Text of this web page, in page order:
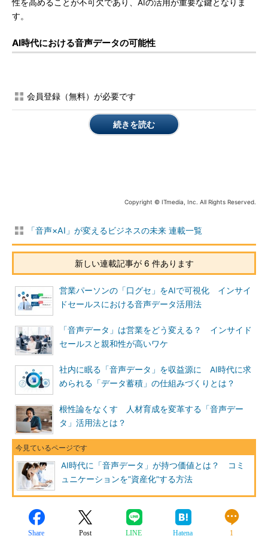
性を高めることが不可欠であり、AIの活用が重要な鍵となりま
す。
AI時代における音声データの可能性
会員登録（無料）が必要です
続きを読む
Copyright © ITmedia, Inc. All Rights Reserved.
「音声×AI」が変えるビジネスの未来 連載一覧
新しい連載記事が 6 件あります
営業パーソンの「口グセ」をAIで可視化 インサイ
ドセールスにおける音声データ活用法
「音声データ」は営業をどう変える？ インサイド
セールスと親和性が高いワケ
社内に眠る「音声データ」を収益源に AI時代に求
められる「データ蓄積」の仕組みづくりとは？
根性論をなくす 人材育成を変革する「音声デー
タ」活用法とは？
AI時代に「音声データ」が持つ価値とは？ コミ
ュニケーションを”資産化”する方法
Share Post LINE Hatena 1